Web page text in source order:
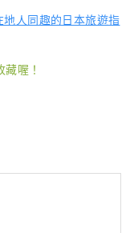
人同趣的日本旅遊指
喔！